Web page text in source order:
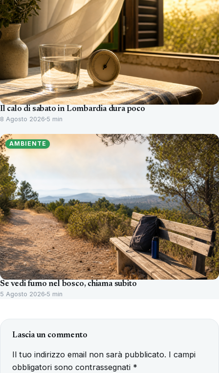
Il calo di sabato in Lombardia dura poco
8 Agosto 2026 5 min
AMBIENTE
Se vedi fumo nel bosco, chiama subito
5 Agosto 2026 5 min
Lascia un commento
Il tuo indirizzo email non sarà pubblicato. I campi
obbligatori sono contrassegnati *